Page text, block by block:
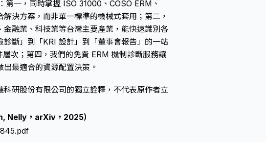
第一，同時掌握 ISO 31000、COSO ERM、
決方案，而非單一標準的機械式套用；第二，
融業、科技業等台灣主要產業，能快速識別各
斷」到「KRI 設計」到「董事會報告」的一站
次；第四，我們的免費 ERM 機制診斷服務讓
最適合的資源配置決策。
研股份有限公司的獨立詮釋，不代表原作者立
Nelly，arXiv，2025）